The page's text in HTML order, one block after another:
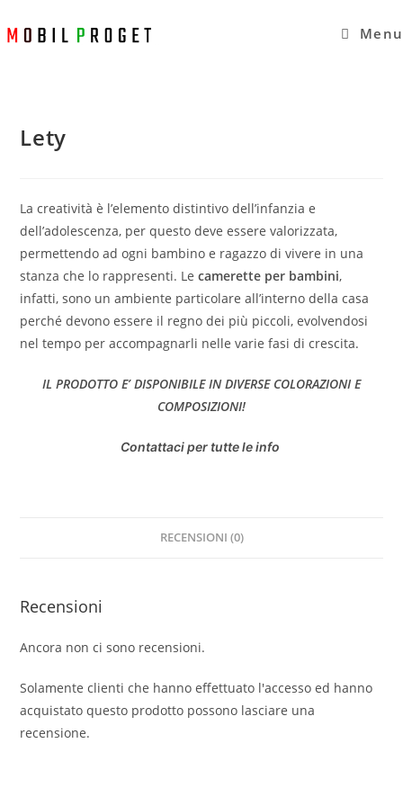
al
Menu
Lety
La creatività è l’elemento distintivo dell’infanzia e
dell’adolescenza, per questo deve essere valorizzata,
permettendo ad ogni bambino e ragazzo di vivere in una
stanza che lo rappresenti. Lecamerette per bambini,
infatti, sono un ambiente particolare all’interno della casa
perché devono essere il regno dei più piccoli, evolvendosi
nel tempo per accompagnarli nelle varie fasi di crescita.
IL PRODOTTO E’ DISPONIBILE IN DIVERSE COLORAZIONI E
COMPOSIZIONI!
Contattaci per tutte le info
RECENSIONI (0)
Recensioni
Ancora non ci sono recensioni.
Solamente clienti che hanno effettuato l'accesso ed hanno
acquistato questo prodotto possono lasciare una
recensione.